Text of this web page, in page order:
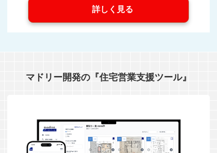
詳しく見る
マドリー開発の『住宅営業支援ツール』